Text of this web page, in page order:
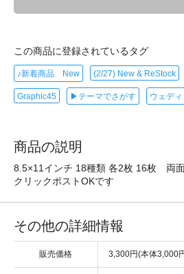
この商品に登録されているタグ
♪新着商品 New (2/27) New & ReStock
Graphic45 ▶テーマでさがす ウェデ
商品の説明
8.5×11インチ 18種類 各2枚 16枚 両
クリックポストOKです
その他の詳細情報
販売価格 3,300円(本体3,000